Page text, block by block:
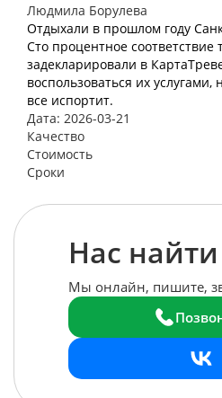
Людмила Борулева
Отдыхали в прошлом году
Сто процентное соответствие
задекларировали в
воспользоваться их
все испортит.
Дата: 2026-03-21
Качество
Стоимость
Сроки
Нас
Мы онлайн, пишите,